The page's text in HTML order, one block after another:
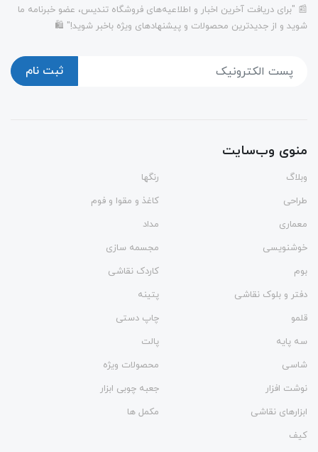
📰 "برای دریافت آخرین اخبار و اطلاعیه‌های فروشگاه تندیس، عضو خبرنامه ما
شوید و از جدیدترین محصولات و پیشنهادهای ویژه باخبر شوید!" 🛍️
ثبت نام
منوی وب‌سایت
وبلاگ
رنگها
طراحی
کاغذ و مقوا و فوم
معماری
مداد
خوشنویسی
مجسمه سازی
بوم
کاردک نقاشی
دفتر و بلوک نقاشی
پتینه
قلمو
چاپ دستی
سه پایه
پالت
شاسی
محصولات ویژه
نوشت افزار
جعبه چوبی ابزار
ابزارهای نقاشی
مکمل ها
کیف